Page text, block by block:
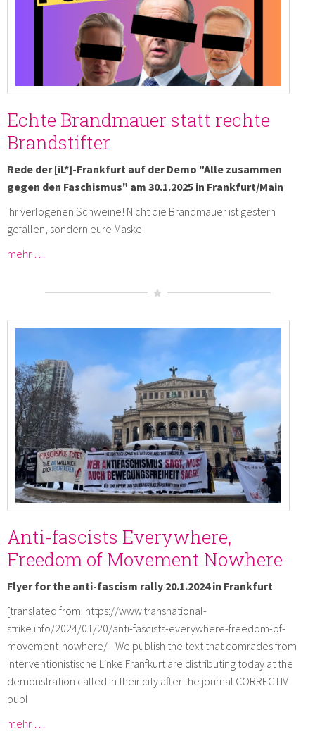
Echte Brandmauer statt rechte
Brandstifter
Rede der [iL*]-Frankfurt auf der Demo "Alle zusammen
gegen den Faschismus" am 30.1.2025 in Frankfurt/Main
Ihr verlogenen Schweine! Nicht die Brandmauer ist gestern
gefallen, sondern eure Maske.
mehr …
Anti-fascists Everywhere,
Freedom of Movement Nowhere
Flyer for the anti-fascism rally 20.1.2024 in Frankfurt
[translated from: https://www.transnational-
strike.info/2024/01/20/anti-fascists-everywhere-freedom-of-
movement-nowhere/ - We publish the text that comrades from
Interventionistische Linke Franfkurt are distributing today at the
demonstration called in their city after the journal CORRECTIV
publ
mehr …